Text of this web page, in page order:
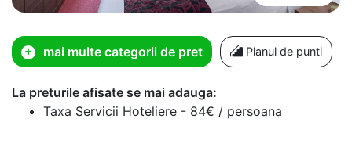
mai multe categorii de pret Planul de punti
La preturile afisate se mai adauga:
Taxa Servicii Hoteliere - 84€ / persoana